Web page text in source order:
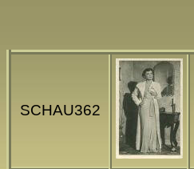
SCHAU362